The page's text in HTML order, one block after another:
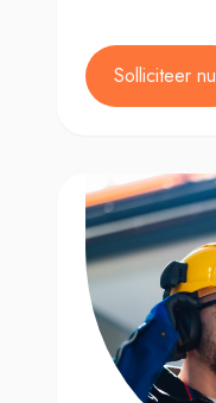
Solliciteer nu